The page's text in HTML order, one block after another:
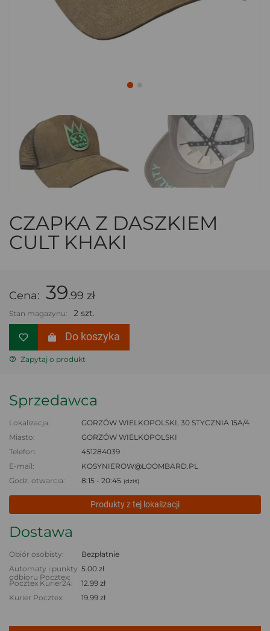
CZAPKA Z DASZKIEM
CULT KHAKI
Cena: 39.99 zł
Stan magazynu: 2 szt.
Do koszyka
Zapytaj o produkt
Sprzedawca
Lokalizacja:
GORZÓW WIELKOPOLSKI, 30 STYCZNIA 15A/4
Miasto:
GORZÓW WIELKOPOLSKI
Telefon:
451284039
E-mail:
KOSYNIEROW@LOOMBARD.PL
Godz. otwarcia:
8:15 - 20:45 (dziś)
Produkty z tej lokalizacji
Dostawa
Obiór osobisty:
Bezpłatnie
Automaty i punkty
odbioru Pocztex:
5.00 zł
Pocztex Kurier24:
12.99 zł
Kurier Pocztex:
19.99 zł